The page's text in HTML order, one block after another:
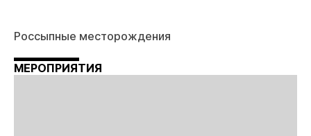
Россыпные месторождения
МЕРОПРИЯТИЯ